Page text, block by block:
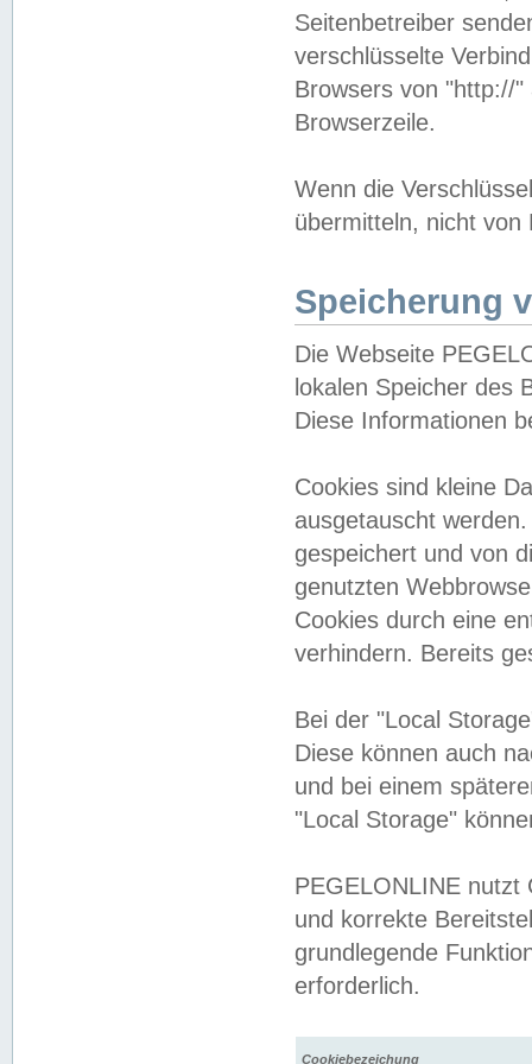
Seitenbetreiber
verschlüsselte
Browsers von "http://
Browserzeile.
Wenn die
übermitteln, nicht von
Speicherung
Die Webseite
lokalen Speicher des
Diese Informationen
Cookies sind kleine
ausgetauscht
gespeichert und von
genutzten
Cookies durch eine
verhindern. Bereits
Bei der "Local
Diese können auch
und bei einem
"Local Storage"
PEGELONLINE nutzt
und korrekte
grundlegende
erforderlich.
Cookiebezeichung